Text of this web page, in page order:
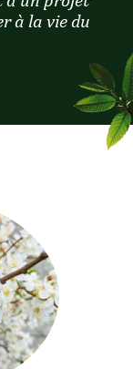
à la vie du